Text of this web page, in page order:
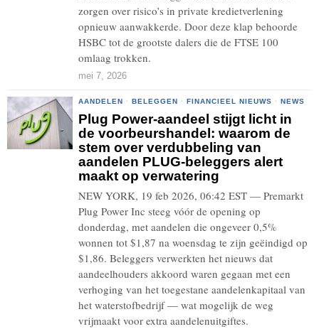
zorgen over risico’s in private kredietverlening
opnieuw aanwakkerde. Door deze klap behoorde
HSBC tot de grootste dalers die de FTSE 100
omlaag trokken.
mei 7, 2026
AANDELEN · BELEGGEN · FINANCIEEL NIEUWS · NEWS
Plug Power-aandeel stijgt licht in
de voorbeurshandel: waarom de
stem over verdubbeling van
aandelen PLUG-beleggers alert
maakt op verwatering
NEW YORK, 19 feb 2026, 06:42 EST — Premarkt
Plug Power Inc steeg vóór de opening op
donderdag, met aandelen die ongeveer 0,5%
wonnen tot $1,87 na woensdag te zijn geëindigd op
$1,86. Beleggers verwerkten het nieuws dat
aandeelhouders akkoord waren gegaan met een
verhoging van het toegestane aandelenkapitaal van
het waterstofbedrijf — wat mogelijk de weg
vrijmaakt voor extra aandelenuitgiftes.